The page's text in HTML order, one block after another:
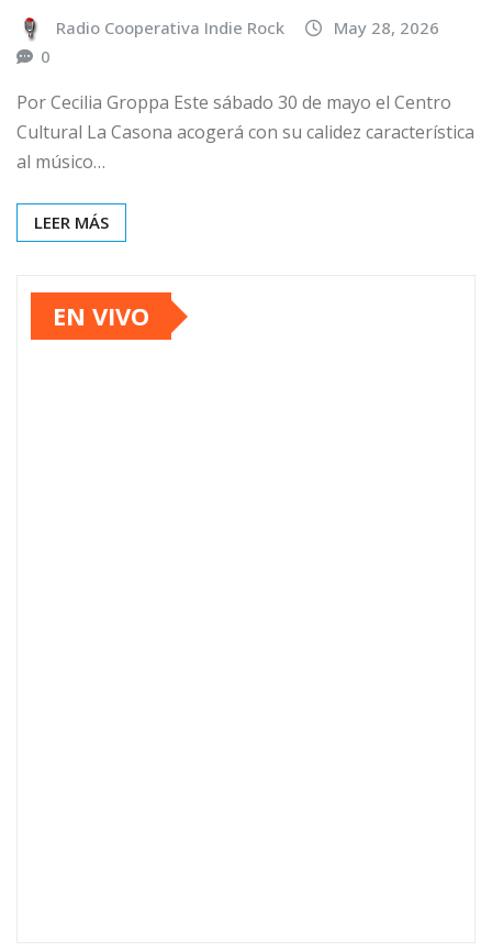
Radio Cooperativa Indie Rock
May 28, 2026
0
Por Cecilia Groppa Este sábado 30 de mayo el Centro
Cultural La Casona acogerá con su calidez característica
al músico…
LEER MÁS
EN VIVO